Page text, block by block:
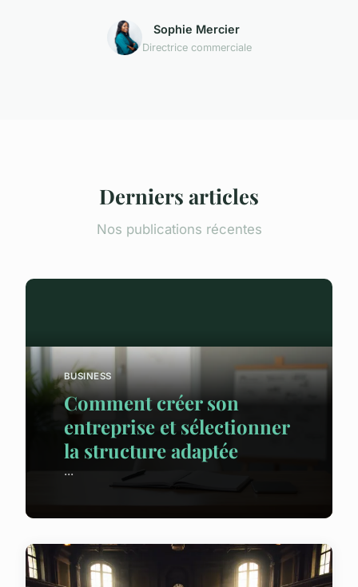
Sophie Mercier
Directrice commerciale
Derniers articles
Nos publications récentes
BUSINESS
Comment créer son
entreprise et sélectionner
la structure adaptée
...